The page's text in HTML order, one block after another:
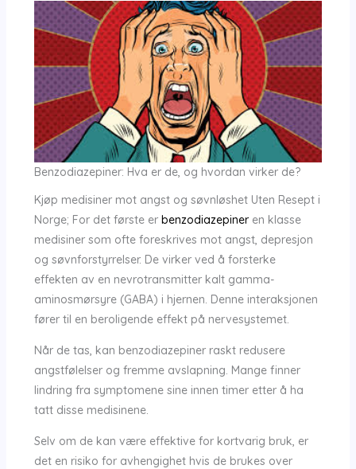
Benzodiazepiner: Hva er de, og hvordan virker de?
Kjøp medisiner mot angst og søvnløshet Uten Resept i
Norge; For det første erbenzodiazepineren klasse
medisiner som ofte foreskrives mot angst, depresjon
og søvnforstyrrelser. De virker ved å forsterke
effekten av en nevrotransmitter kalt gamma-
aminosmørsyre (GABA) i hjernen. Denne interaksjonen
fører til en beroligende effekt på nervesystemet.
Når de tas, kan benzodiazepiner raskt redusere
angstfølelser og fremme avslapning. Mange finner
lindring fra symptomene sine innen timer etter å ha
tatt disse medisinene.
Selv om de kan være effektive for kortvarig bruk, er
det en risiko for avhengighet hvis de brukes over